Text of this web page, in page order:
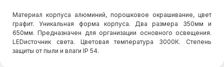
Материал корпуса алюминий, порошковое окрашивание, цвет
графит. Уникальная форма корпуса. Два размера 350мм и
650мм. Предназначен для организации основного освещения.
LEDисточник света. Цветовая температура 3000К. Степень
защиты от пыли и влаги IP 54.